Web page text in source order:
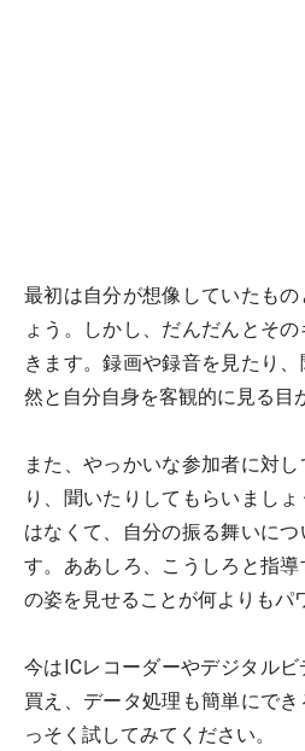
最初は自分が想像していたも
ょう。しかし、だんだんとそ
きます。録画や録音を見たり
然と自分自身を客観的に見る目
また、やっかいな参加者に対
り、聞いたりしてもらいまし
はなくて、自分の振る舞いに
す。ああしろ、こうしろと指
の姿を見せることが何よりもパ
今はICレコーダーやデジタル
買え、データ処理も簡単にで
っそく試してみてください。